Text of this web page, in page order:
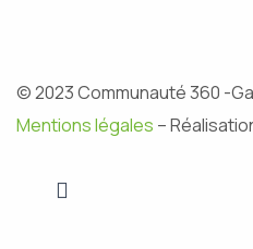
© 2023 Communauté 360 -
Mentions légales –